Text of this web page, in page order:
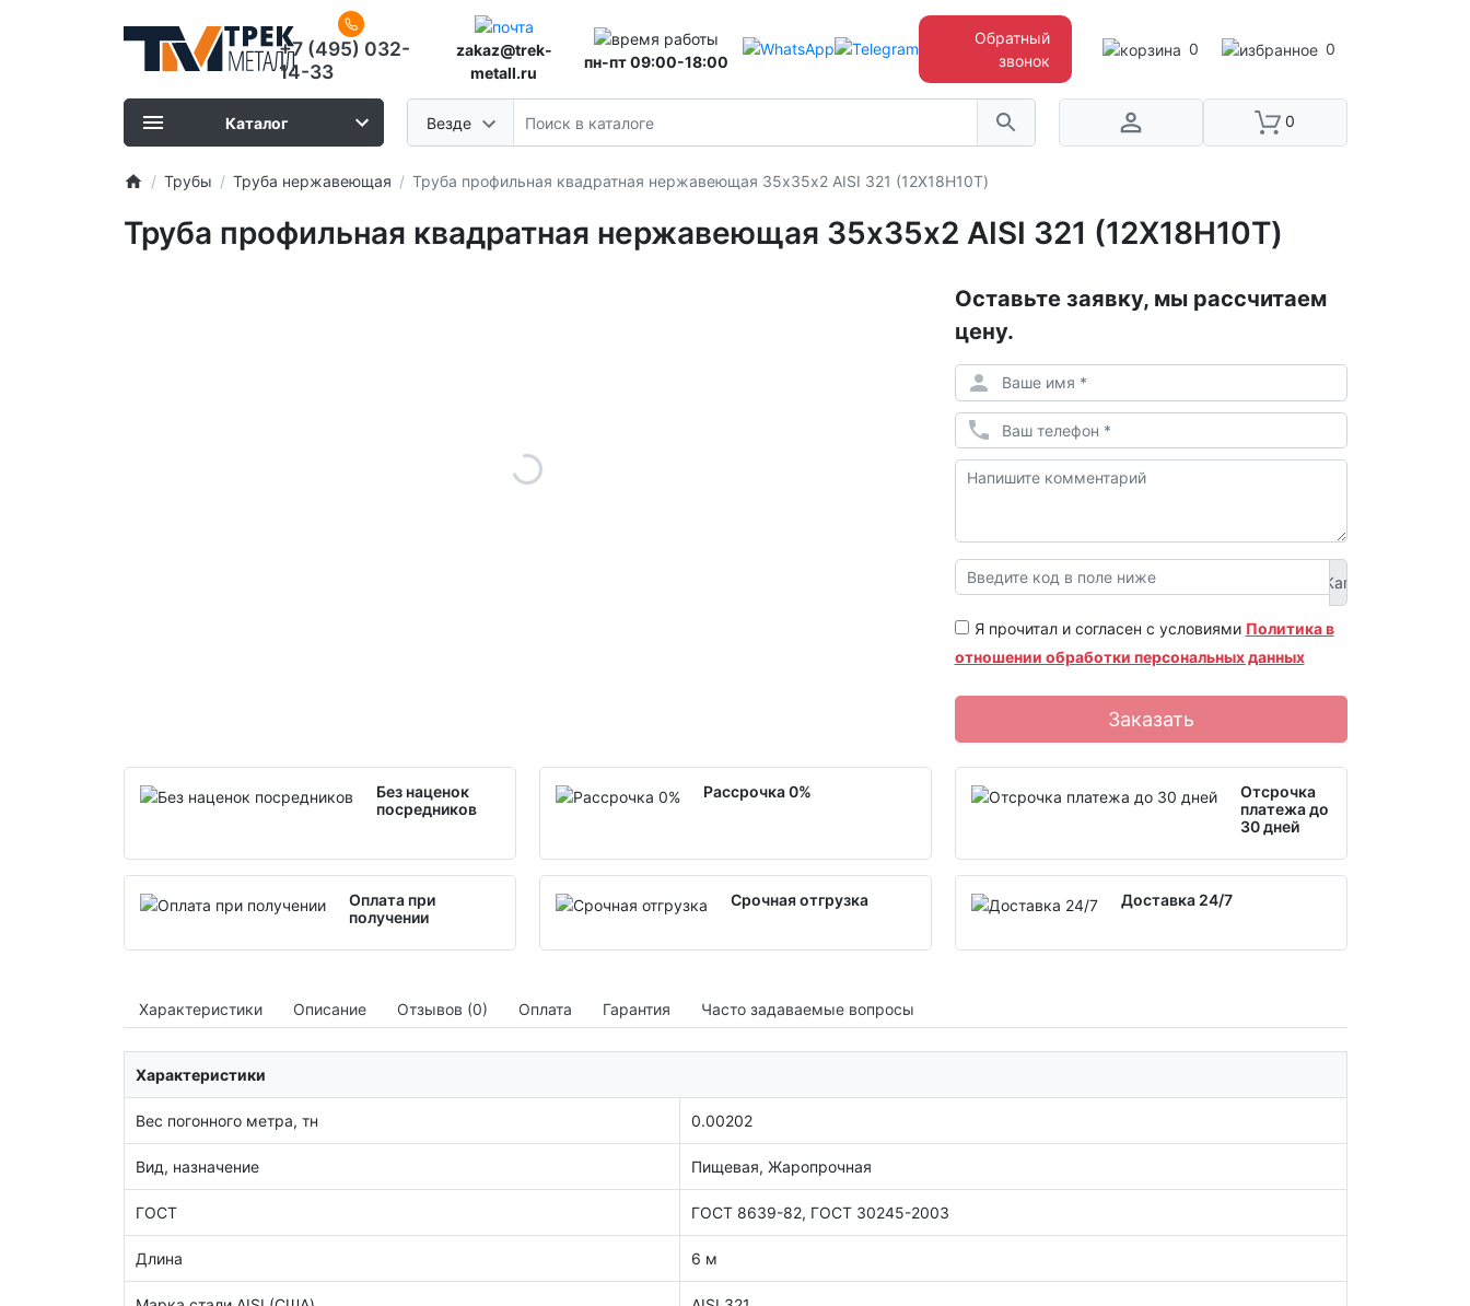
0 0
+7 (495) 032-
14-33
zakaz@trek-
metall.ru
пн-пт 09:00-18:00
Обратный
звонок
Везде 0
Каталог
Трубы Труба нержавеющая Труба профильная квадратная нержавеющая 35х35х2 AISI 321 (12Х18Н10Т)
Труба профильная квадратная нержавеющая 35х35х2 AISI 321 (12Х18Н10Т)
Оставьте заявку, мы рассчитаем
цену.
Я прочитал и согласен с условиями Политика в
отношении обработки персональных данных
Заказать
Без наценок
посредников
Рассрочка 0%
Отсрочка
платежа до
30 дней
Оплата при
получении
Срочная отгрузка Доставка 24/7
Характеристики Описание Отзывов (0) Оплата Гарантия Часто задаваемые вопросы
Характеристики
Вес погонного метра, тн 0.00202
Вид, назначение Пищевая, Жаропрочная
ГОСТ ГОСТ 8639-82, ГОСТ 30245-2003
Длина 6 м